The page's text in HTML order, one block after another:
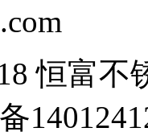
恒富不